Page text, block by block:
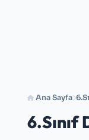
Ana Sayfa